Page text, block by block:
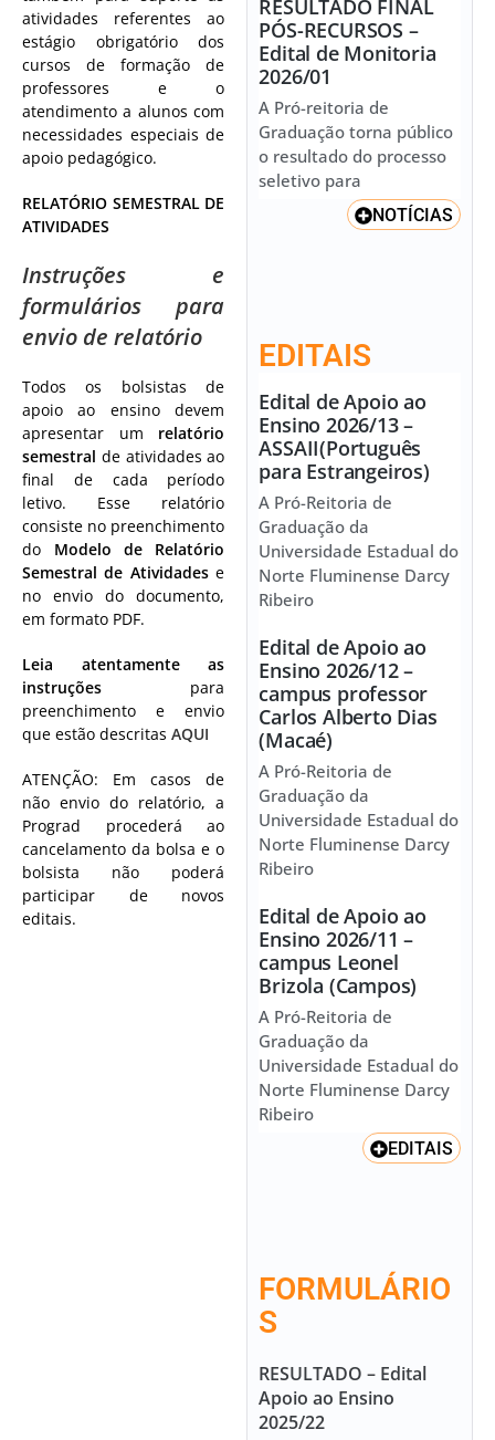
atividades referentes ao
estágio obrigatório dos
cursos de formação de
professores e o
atendimento a alunos com
necessidades especiais de
apoio pedagógico.
RELATÓRIO SEMESTRAL DE
ATIVIDADES
Instruções e
formulários para
envio de relatório
Todos os bolsistas de
apoio ao ensino devem
apresentar um relatório
semestral de atividades ao
final de cada período
letivo. Esse relatório
consiste no preenchimento
do Modelo de Relatório
Semestral de Atividadese
no envio do documento,
em formato PDF.
Leia atentamente as
instruções para
preenchimento e envio
que estão descritas AQUI
ATENÇÃO: Em casos de
não envio do relatório, a
Prograd procederá ao
cancelamento da bolsa e o
bolsista não poderá
participar de novos
editais.
RESULTADO FINAL
PÓS-RECURSOS –
Edital de Monitoria
2026/01
A Pró-reitoria de
Graduação torna público
o resultado do processo
seletivo para
NOTÍCIAS
EDITAIS
Edital de Apoio ao
Ensino 2026/13 –
ASSAII(Português
para Estrangeiros)
A Pró-Reitoria de
Graduação da
Universidade Estadual do
Norte Fluminense Darcy
Ribeiro
Edital de Apoio ao
Ensino 2026/12 –
campus professor
Carlos Alberto Dias
(Macaé)
A Pró-Reitoria de
Graduação da
Universidade Estadual do
Norte Fluminense Darcy
Ribeiro
Edital de Apoio ao
Ensino 2026/11 –
campus Leonel
Brizola (Campos)
A Pró-Reitoria de
Graduação da
Universidade Estadual do
Norte Fluminense Darcy
Ribeiro
EDITAIS
FORMULÁRIO
S
RESULTADO – Edital
Apoio ao Ensino
2025/22